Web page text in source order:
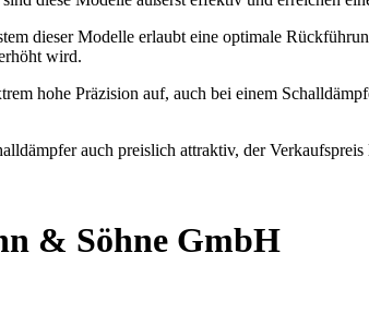
dieser Modelle erlaubt eine optimale
wird.
hohe Präzision auf, auch bei einem
auch preislich attraktiv, der
& Söhne GmbH